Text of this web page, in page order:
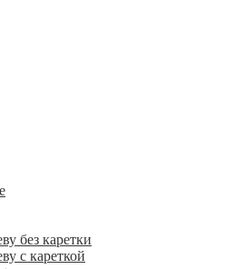
без каретки
с кареткой